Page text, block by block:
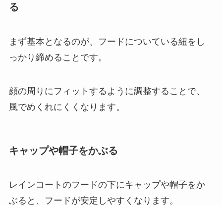
る
まず基本となるのが、フードについている紐をし
っかり締めることです。
顔の周りにフィットするように調整することで、
風でめくれにくくなります。
キャップや帽子をかぶる
レインコートのフードの下にキャップや帽子をか
ぶると、フードが安定しやすくなります。